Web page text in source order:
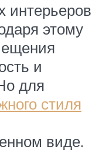
интерьеров
этому
и
для
стиля
виде.